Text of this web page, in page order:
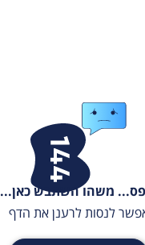
משהו השתבש כאן...
לנסות לרענן את הדף